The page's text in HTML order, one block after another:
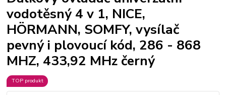
vodotěsný 4 v 1, NICE,
HÖRMANN, SOMFY, vysílač
pevný i plovoucí kód, 286 - 868
MHZ, 433,92 MHz černý
TOP produkt